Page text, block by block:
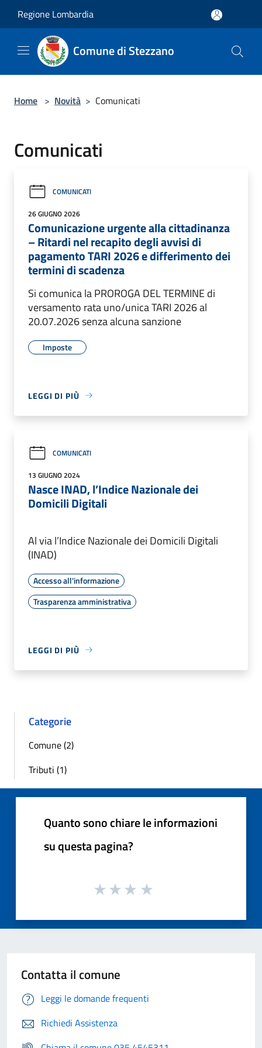
Regione Lombardia
Comune di Stezzano
Home > Novità > Comunicati
Comunicati
COMUNICATI
26 GIUGNO 2026
Comunicazione urgente alla cittadinanza
– Ritardi nel recapito degli avvisi di
pagamento TARI 2026 e differimento dei
termini di scadenza
Si comunica la PROROGA DEL TERMINE di
versamento rata uno/unica TARI 2026 al
20.07.2026 senza alcuna sanzione
Imposte
LEGGI DI PIÙ
COMUNICATI
13 GIUGNO 2024
Nasce INAD, l’Indice Nazionale dei
Domicili Digitali
Al via l’Indice Nazionale dei Domicili Digitali
(INAD)
Accesso all'informazione
Trasparenza amministrativa
LEGGI DI PIÙ
Categorie
Comune (2)
Tributi (1)
Quanto sono chiare le informazioni
su questa pagina?
Contatta il comune
Leggi le domande frequenti
Richiedi Assistenza